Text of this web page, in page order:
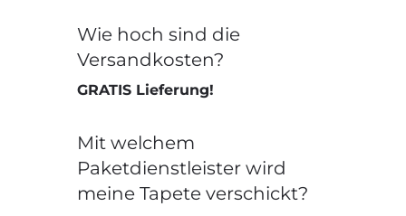
Wie hoch sind die
Versandkosten?
GRATIS Lieferung!
Mit welchem
Paketdienstleister wird
meine Tapete verschickt?